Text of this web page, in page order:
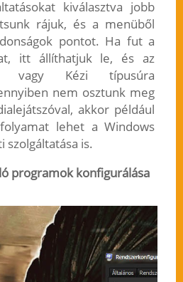
kiválasztva jobb
rájuk, és a menüből
pontot. Ha fut a
itt állíthatjuk le, és az
vagy Kézi típusúra
nem osztunk meg
akkor például
lehet a Windows
szolgáltatása is.
programok konfigurálása